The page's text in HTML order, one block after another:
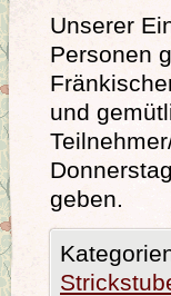
Unserer
Personen
und
geben.